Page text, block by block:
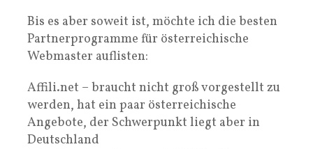
Bis es aber soweit ist, möchte ich die besten
Partnerprogramme für österreichische
Webmaster auflisten:
Affili.net – braucht nicht groß vorgestellt zu
werden, hat ein paar österreichische
Angebote, der Schwerpunkt liegt aber in
Deutschland